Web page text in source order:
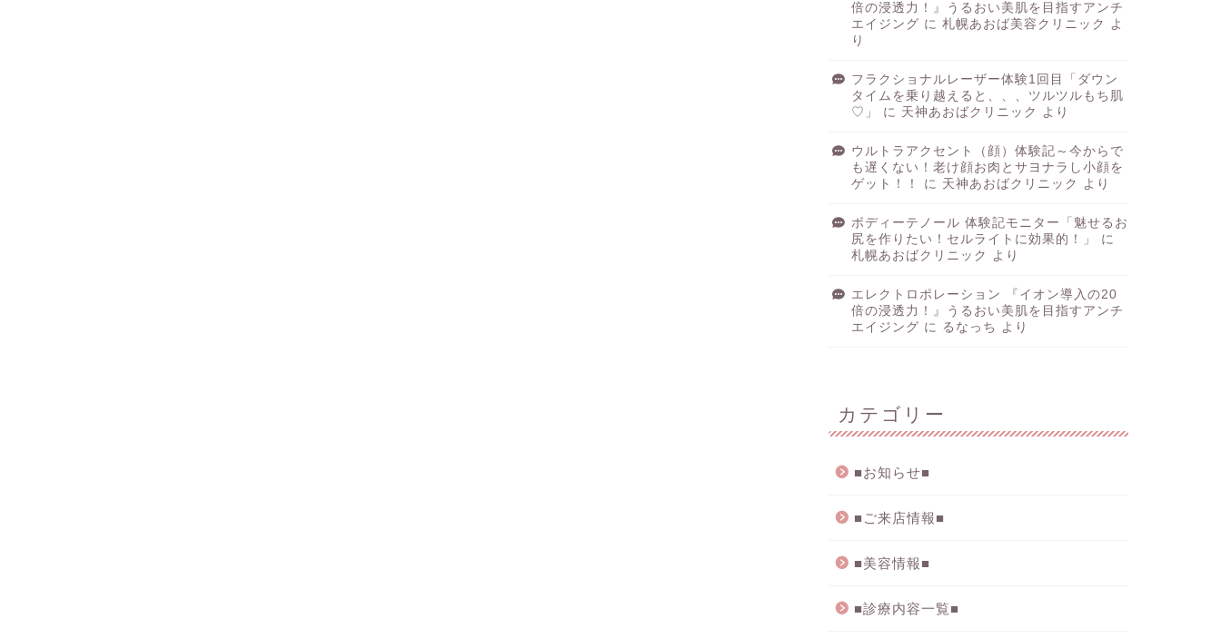
倍の浸透力！』うるおい美肌を目指すアンチ
エイジング に 札幌あおば美容クリニック
よ
り
フラクショナルレーザー体験1回目「ダウン
タイムを乗り越えると、、、ツルツルもち肌
♡」
に 天神あおばクリニック より
ウルトラアクセント（顔）体験記～今からで
も遅くない！老け顔お肉とサヨナラし小顔を
ゲット！！
に 天神あおばクリニック より
ボディーテノール 体験記モニター「魅せるお
尻を作りたい！セルライトに効果的！」
に
札幌あおばクリニック
より
エレクトロポレーション 『イオン導入の20
倍の浸透力！』うるおい美肌を目指すアンチ
エイジング に るなっち より
カテゴリー
■お知らせ■
■ご来店情報■
■美容情報■
■診療内容一覧■